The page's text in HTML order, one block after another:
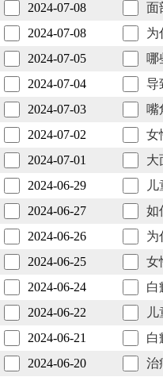
2024-07-08
面
2024-07-08
为
2024-07-05
哪
2024-07-04
导
2024-07-03
嘴
2024-07-02
女
2024-07-01
大
2024-06-29
2024-06-27
如
2024-06-26
为
2024-06-25
女
2024-06-24
白
2024-06-22
2024-06-21
白
2024-06-20
治